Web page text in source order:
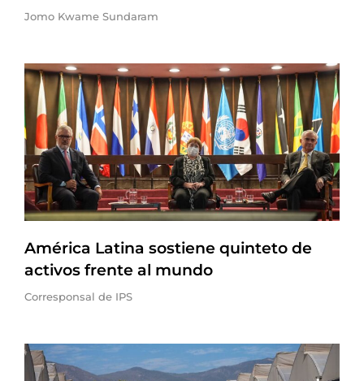
Jomo Kwame Sundaram
América Latina sostiene quinteto de
activos frente al mundo
Corresponsal de IPS